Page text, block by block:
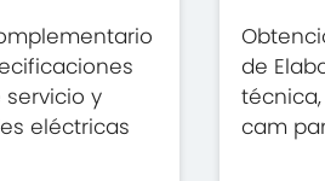
y
eléctricas
de
cam